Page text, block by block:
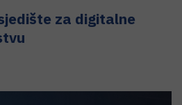
za digitalne